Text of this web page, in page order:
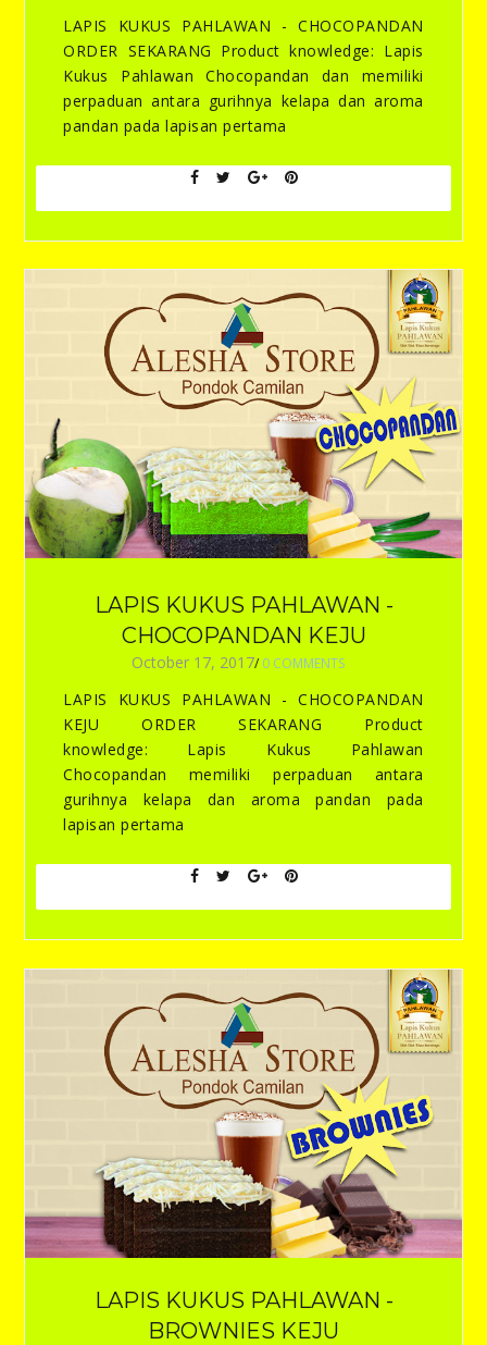
LAPIS KUKUS PAHLAWAN - CHOCOPANDAN
ORDER SEKARANG Product knowledge: Lapis
Kukus Pahlawan Chocopandan dan memiliki
perpaduan antara gurihnya kelapa dan aroma
pandan pada lapisan pertama
LAPIS KUKUS PAHLAWAN -
CHOCOPANDAN KEJU
October 17, 2017/ 0 COMMENTS
LAPIS KUKUS PAHLAWAN - CHOCOPANDAN
KEJU ORDER SEKARANG Product
knowledge: Lapis Kukus Pahlawan
Chocopandan memiliki perpaduan antara
gurihnya kelapa dan aroma pandan pada
lapisan pertama
LAPIS KUKUS PAHLAWAN -
BROWNIES KEJU